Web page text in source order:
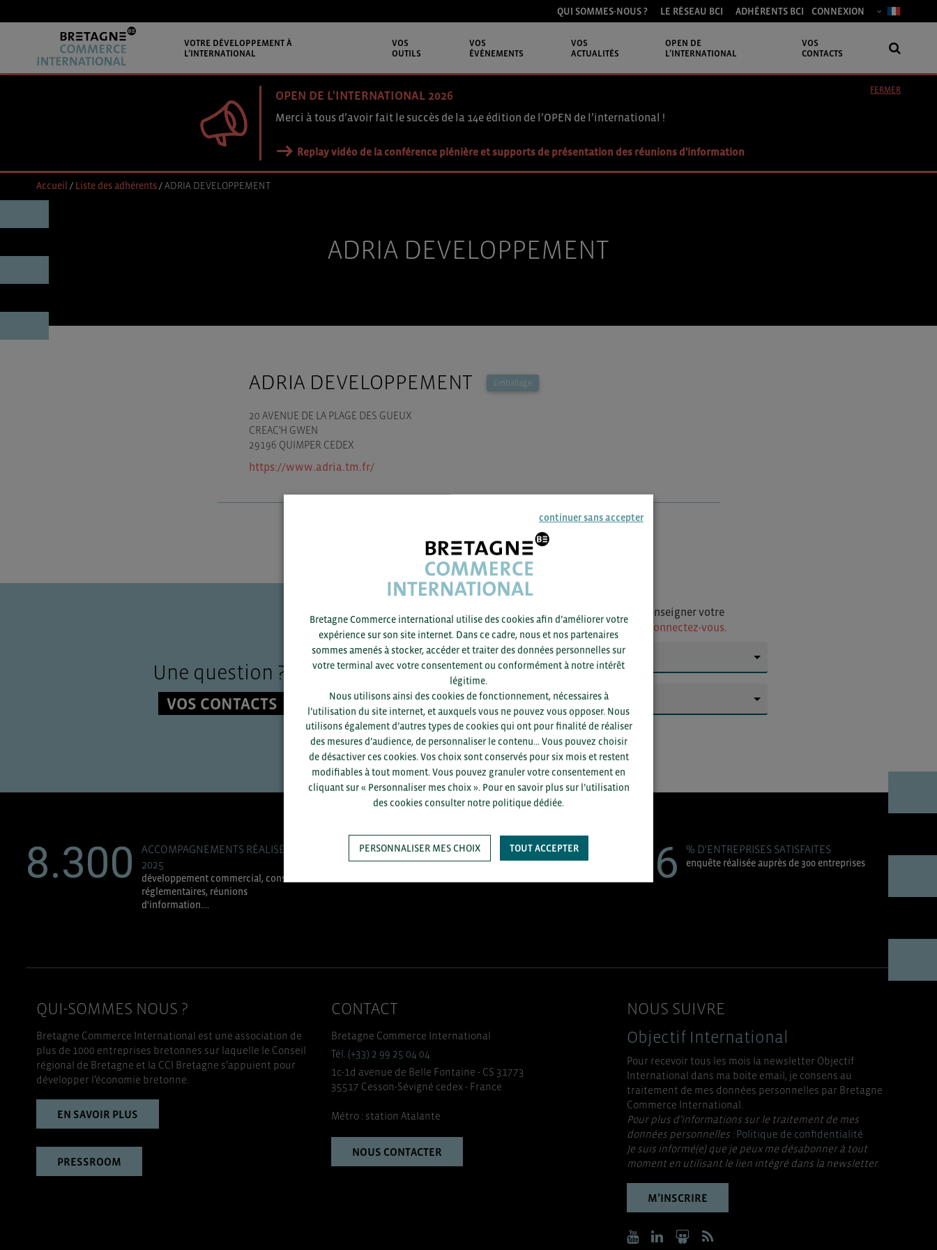
QUI SOMMES-NOUS ? LE RÉSEAU BCI ADHÉRENTS BCI CONNEXION
VOTRE DÉVELOPPEMENT À
L’INTERNATIONAL
VOS
OUTILS
VOS
ÉVÉNEMENTS
VOS
ACTUALITÉS
OPEN DE
L’INTERNATIONAL
VOS
CONTACTS
OPEN DE L'INTERNATIONAL 2026
Merci à tous d’avoir fait le succès de la 14e édition de l’OPEN de l’international !
Replay vidéo de la conférence plénière et supports de présentation des réunions d'information
FERMER
Accueil / Liste des adhérents/ADRIA DEVELOPPEMENT
ADRIA DEVELOPPEMENT
ADRIA DEVELOPPEMENT Emballage
20 AVENUE DE LA PLAGE DES GUEUX
CREAC'H GWEN
29196 QUIMPER CEDEX
https://www.adria.tm.fr/
Une question ?
VOS CONTACTS
Pour voir les contacts, merci de renseigner votre
département et votre secteur
ou connectez-vous.
SAUVEGARDER
8.300
ACCOMPAGNEMENTS RÉALISÉS EN
2025
développement commercial, conseils
réglementaires, réunions
d'information....
+1.700 ENTREPRISES DIFFÉRENTES
accompagnées par notre équipe
96 % D'ENTREPRISES SATISFAITES
enquête réalisée auprès de 300 entreprises
QUI-SOMMES NOUS ?
Bretagne Commerce International est une association de
plus de 1000 entreprises bretonnes sur laquelle le Conseil
régional de Bretagne et la CCI Bretagne s’appuient pour
développer l’économie bretonne.
EN SAVOIR PLUS
PRESSROOM
CONTACT
Bretagne Commerce International
Tél. (+33) 2 99 25 04 04
1c-1d avenue de Belle Fontaine - CS 31773
35517 Cesson-Sévigné cedex - France
Métro : station Atalante
NOUS CONTACTER
NOUS SUIVRE
Objectif International
Pour recevoir tous les mois la newsletter Objectif
International dans ma boite email, je consens au
traitement de mes données personnelles par Bretagne
Commerce International.
Pour plus d’informations sur le traitement de mes
données personnelles :Politique de confidentialité
Je suis informé(e) que je peux me désabonner à tout
moment en utilisant le lien intégré dans la newsletter.
M’INSCRIRE
continuer sans accepter
Bretagne Commerce international utilise des cookies afin d’améliorer votre
expérience sur son site internet. Dans ce cadre, nous et nos partenaires
sommes amenés à stocker, accéder et traiter des données personnelles sur
votre terminal avec votre consentement ou conformément à notre intérêt
légitime.
Nous utilisons ainsi des cookies de fonctionnement, nécessaires à
l’utilisation du site internet, et auxquels vous ne pouvez vous opposer. Nous
utilisons également d’autres types de cookies qui ont pour finalité de réaliser
des mesures d’audience, de personnaliser le contenu... Vous pouvez choisir
de désactiver ces cookies. Vos choix sont conservés pour six mois et restent
modifiables à tout moment. Vous pouvez granuler votre consentement en
cliquant sur « Personnaliser mes choix ». Pour en savoir plus sur l’utilisation
des cookies consulter notre politique dédiée.
PERSONNALISER MES CHOIX TOUT ACCEPTER